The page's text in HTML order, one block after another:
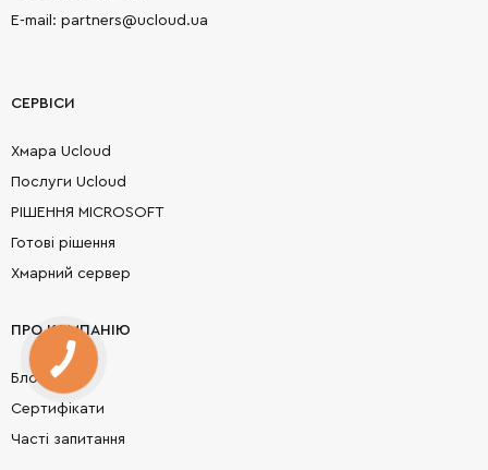
E-mail: partners@ucloud.ua
СЕРВІСИ
Хмара Ucloud
Послуги Ucloud
РІШЕННЯ MICROSOFT
Готові рішення
Хмарний сервер
ПРО КОМПАНІЮ
Блог
Сертифікати
Часті запитання